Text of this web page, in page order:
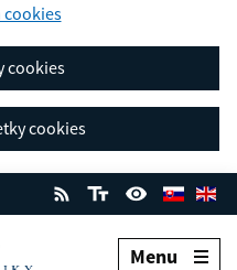
cookies
cookies
cookies
Menu